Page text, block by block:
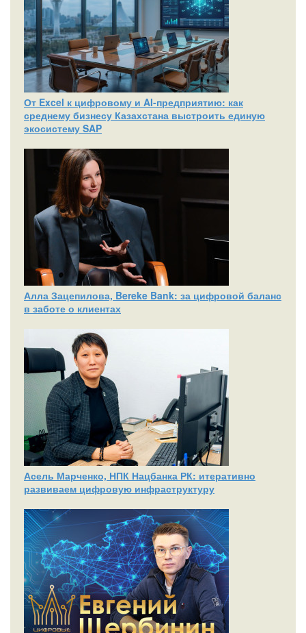
От Excel к цифровому и AI‑предприятию: как
среднему бизнесу Казахстана выстроить единую
экосистему SAP
Алла Зацепилова, Bereke Bank: за цифровой баланс
в заботе о клиентах
Асель Марченко, НПК Нацбанка РК: итеративно
развиваем цифровую инфраструктуру